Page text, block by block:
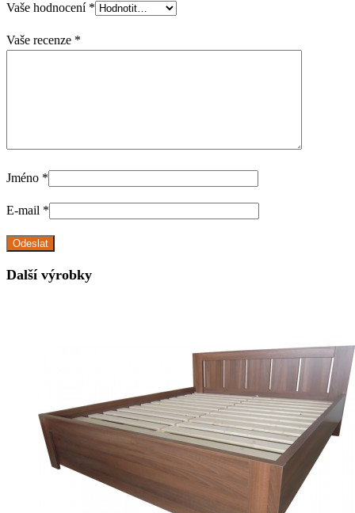
Vaše hodnocení *
Vaše recenze *
Jméno *
E-mail *
Další výrobky